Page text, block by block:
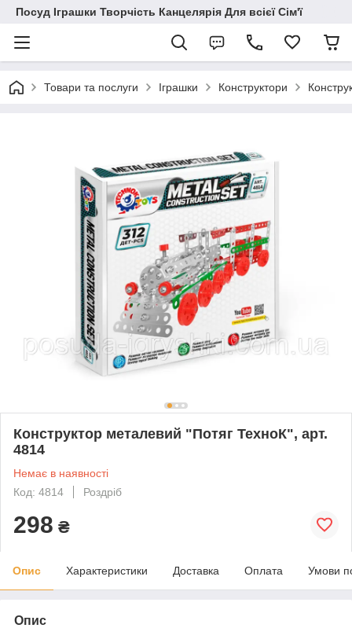
Посуд Іграшки Творчість Канцелярія Для всієї Сім'ї
Товари та послуги Іграшки Конструктори
Конструктор металевий "Потяг ТехноК", арт.
4814
Немає в наявності
Код: 4814
Роздріб
298 ₴
Опис Характеристики Доставка Оплата Умови
Опис